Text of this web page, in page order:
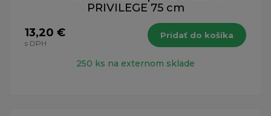
PRIVILEGE 75 cm
13,20 €
s DPH
Pridať do košíka
250 ks na externom sklade